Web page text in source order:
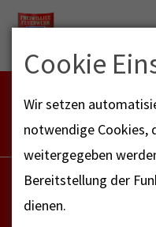
FEUERWEHR
Cookie
Wir setzen
notwendige Cookies,
weitergegeben
Bereitstellung der
dienen.